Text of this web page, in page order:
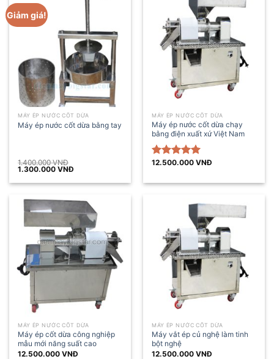
Giảm giá!
MÁY ÉP NƯỚC CỐT DỪA
Máy ép nước cốt dừa bằng tay
1.400.000VNĐ
Giá
là:
1.300.000VNĐ
tại
MÁY ÉP NƯỚC CỐT DỪA
Máy ép nước cốt dừa chạy
bằng điện xuất xứ Việt Nam
Được xếp
5 sao
12.500.000VNĐ
MÁY ÉP NƯỚC CỐT DỪA
Máy ép cốt dừa công nghiệp
mẫu mới năng suất cao
12.500.000VNĐ
MÁY ÉP NƯỚC CỐT DỪA
Máy vắt ép củ nghệ làm tinh
bột nghệ
12.500.000VNĐ